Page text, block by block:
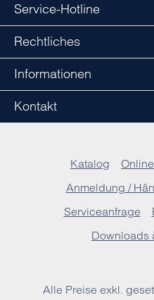
Service-Hotline
Rechtliches
Informationen
Kontakt
Katalog
Anmeldung /
Serviceanfrage
Downloads
Alle Preise exkl.